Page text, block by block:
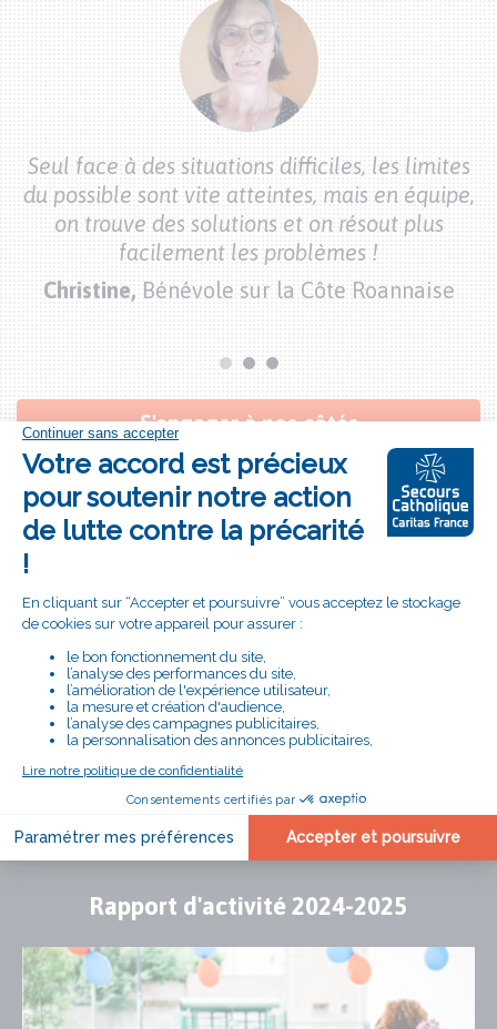
Seul face à des situations difficiles, les limites
du possible sont vite atteintes, mais en équipe,
on trouve des solutions et on résout plus
facilement les problèmes !
Christine, Bénévole sur la Côte Roannaise
"je
m'engage"
S'engager à nos côtés
# LE SECOURS CATHOLIQUE
PRÈS DE CHEZ VOUS
DÉLÉGATION DE LA LOIRE
Adresse
18 rue Berthelot
42100 Saint-Étienne
Numéro
téléphone
04 77 32 02 15
NOUS CONTACTER
PublicationRapport d'activité 2024-2025
Fichier